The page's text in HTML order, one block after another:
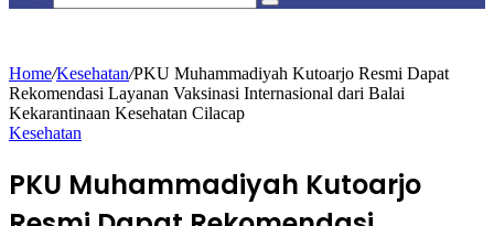
Search
Home/Kesehatan/PKU Muhammadiyah Kutoarjo Resmi Dapat
Rekomendasi Layanan Vaksinasi Internasional dari Balai
Kekarantinaan Kesehatan Cilacap
Kesehatan
PKU Muhammadiyah Kutoarjo